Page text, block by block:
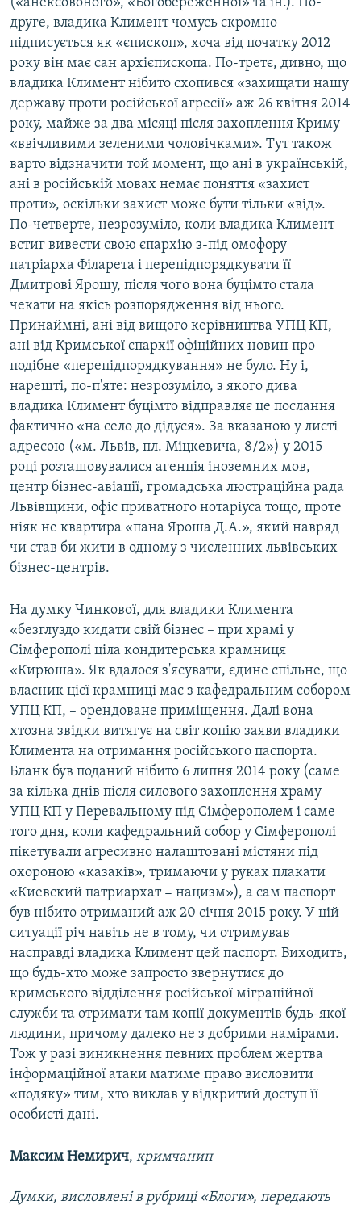
(«анексовоного», «Богобереженної» та ін.). По-
друге, владика Климент чомусь скромно
підписується як «єпископ», хоча від початку 2012
року він має сан архієпископа. По-третє, дивно, що
владика Климент нібито схопився «захищати нашу
державу проти російської агресії» аж 26 квітня 2014
року, майже за два місяці після захоплення Криму
«ввічливими зеленими чоловічками». Тут також
варто відзначити той момент, що ані в українській,
ані в російській мовах немає поняття «захист
проти», оскільки захист може бути тільки «від».
По-четверте, незрозуміло, коли владика Климент
встиг вивести свою єпархію з-під омофору
патріарха Філарета і перепідпорядкувати її
Дмитрові Ярошу, після чого вона буцімто стала
чекати на якісь розпорядження від нього.
Принаймні, ані від вищого керівництва УПЦ КП,
ані від Кримської єпархії офіційних новин про
подібне «перепідпорядкування» не було. Ну і,
нарешті, по-п'яте: незрозуміло, з якого дива
владика Климент буцімто відправляє це послання
фактично «на село до дідуся». За вказаною у листі
адресою («м. Львів, пл. Міцкевича, 8/2») у 2015
році розташовувалися агенція іноземних мов,
центр бізнес-авіації, громадська люстраційна рада
Львівщини, офіс приватного нотаріуса тощо, проте
ніяк не квартира «пана Яроша Д.А.», який навряд
чи став би жити в одному з численних львівських
бізнес-центрів.
На думку Чинкової, для владики Климента
«безглуздо кидати свій бізнес – при храмі у
Сімферополі ціла кондитерська крамниця
«Кирюша». Як вдалося з'ясувати, єдине спільне, що
власник цієї крамниці має з кафедральним собором
УПЦ КП, – орендоване приміщення. Далі вона
хтозна звідки витягує на світ копію заяви владики
Климента на отримання російського паспорта.
Бланк був поданий нібито 6 липня 2014 року (саме
за кілька днів після силового захоплення храму
УПЦ КП у Перевальному під Сімферополем і саме
того дня, коли кафедральний собор у Сімферополі
пікетували агресивно налаштовані містяни під
охороною «казаків», тримаючи у руках плакати
«Киевский патриархат = нацизм»), а сам паспорт
був нібито отриманий аж 20 січня 2015 року. У цій
ситуації річ навіть не в тому, чи отримував
насправді владика Климент цей паспорт. Виходить,
що будь-хто може запросто звернутися до
кримського відділення російської міграційної
служби та отримати там копії документів будь-якої
людини, причому далеко не з добрими намірами.
Тож у разі виникнення певних проблем жертва
інформаційної атаки матиме право висловити
«подяку» тим, хто виклав у відкритий доступ її
особисті дані.
Максим Немирич, кримчанин
Думки, висловлені в рубриці «Блоги», передають